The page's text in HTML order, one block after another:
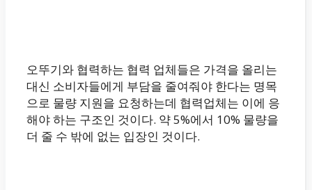
오뚜기와 협력하는 협력 업체들은 가격을 올리는
대신 소비자들에게 부담을 줄여줘야 한다는 명목
으로 물량 지원을 요청하는데 협력업체는 이에 응
해야 하는 구조인 것이다. 약 5%에서 10% 물량을
더 줄 수 밖에 없는 입장인 것이다.